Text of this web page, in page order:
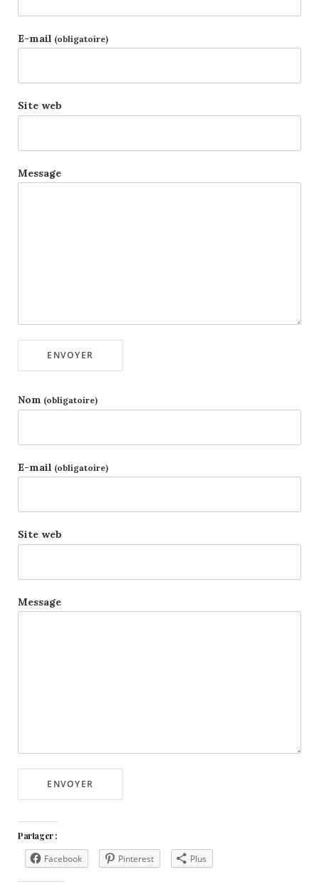
E-mail (obligatoire)
Site web
Message
ENVOYER
Nom (obligatoire)
E-mail (obligatoire)
Site web
Message
ENVOYER
Partager :
Facebook Pinterest Plus